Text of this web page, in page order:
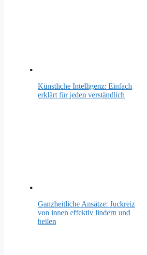
Künstliche Intelligenz: Einfach
erklärt für jeden verständlich
Ganzheitliche Ansätze: Juckreiz
von innen effektiv lindern und
heilen